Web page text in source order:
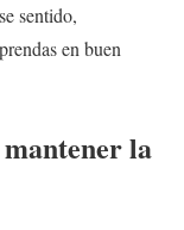
sentido,
en buen
la